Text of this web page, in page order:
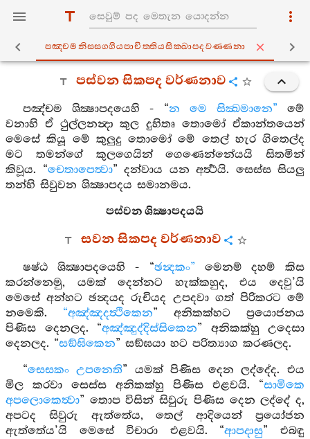
පඤ‍්චමනිස‍්සග‍්ගියපාචිත‍්තියසික‍්ඛාපදවණ‍්ණනා
පස්වන සිකපද වර්ණනාව
පඤ්චම ශික්‍ෂාපදයෙහි - “න මෙ සික්‍ඛමානෙ” මේ
වනාහි ඒ ථුල්ලනන්‍දා කුල දුහිතෘ තොමෝ ඒකාන්තයෙන්
මෙසේ කියූ මේ කුලුදු තොමෝ මේ තෙල් හැර ගිතෙල්ද
මට තමන්ගේ කුලගෙයින් ගෙණෙන්නේයයි සිතමින්
කිවූය. “චෙතාපෙත්‍වා” දන්වාය යන අර්‍ත්‍ථයි. සෙස්ස සියලු
තන්හි සිවුවන ශික්‍ෂාපදය සමානමය.
පස්වන ශික්‍ෂාපදයයි
සවන සිකපද වර්ණනාව
ෂෂ්ඨ ශික්‍ෂාපදයෙහි - “ඡන්‍දකං” මෙනම් දහම් කිස
කරන්නෙමු, යමක් දෙන්නට හැක්කහුද, එය දෙවු’යි
මෙසේ අන්හට ඡන්‍දයද රුචියද උපදවා ගත් පිරිකරට මේ
නමෙකි. “අඤ්ඤදත්‍ථිකෙන” අනිකක්හට ප්‍රයොජනය
පිණිස දෙනලද. “අඤ්ඤුද්දිස්සිකෙන” අනිකක්හු උදෙසා
දෙනලද. “සඞ්ඝිකෙන” සඞ්ඝයා හට පරිත්‍යාග කරණලද.
“සෙසකං උපනෙති” යමක් පිණිස දෙන ලද්දේද. එය
මිල කරවා සෙස්ස අනිකක්හු පිණිස එළවයි. “සාමිකෙ
අපලොකෙත්‍වා” තොප විසින් සිවුරු පිණිස දෙන ලද්දේ ද,
අපටද සිවුරු ඇත්තේය, තෙල් ආදියෙන් ප්‍රයෝජන
ඇත්තේය’යි මෙසේ විචාරා එළවයි. “ආපදාසු” එබඳු